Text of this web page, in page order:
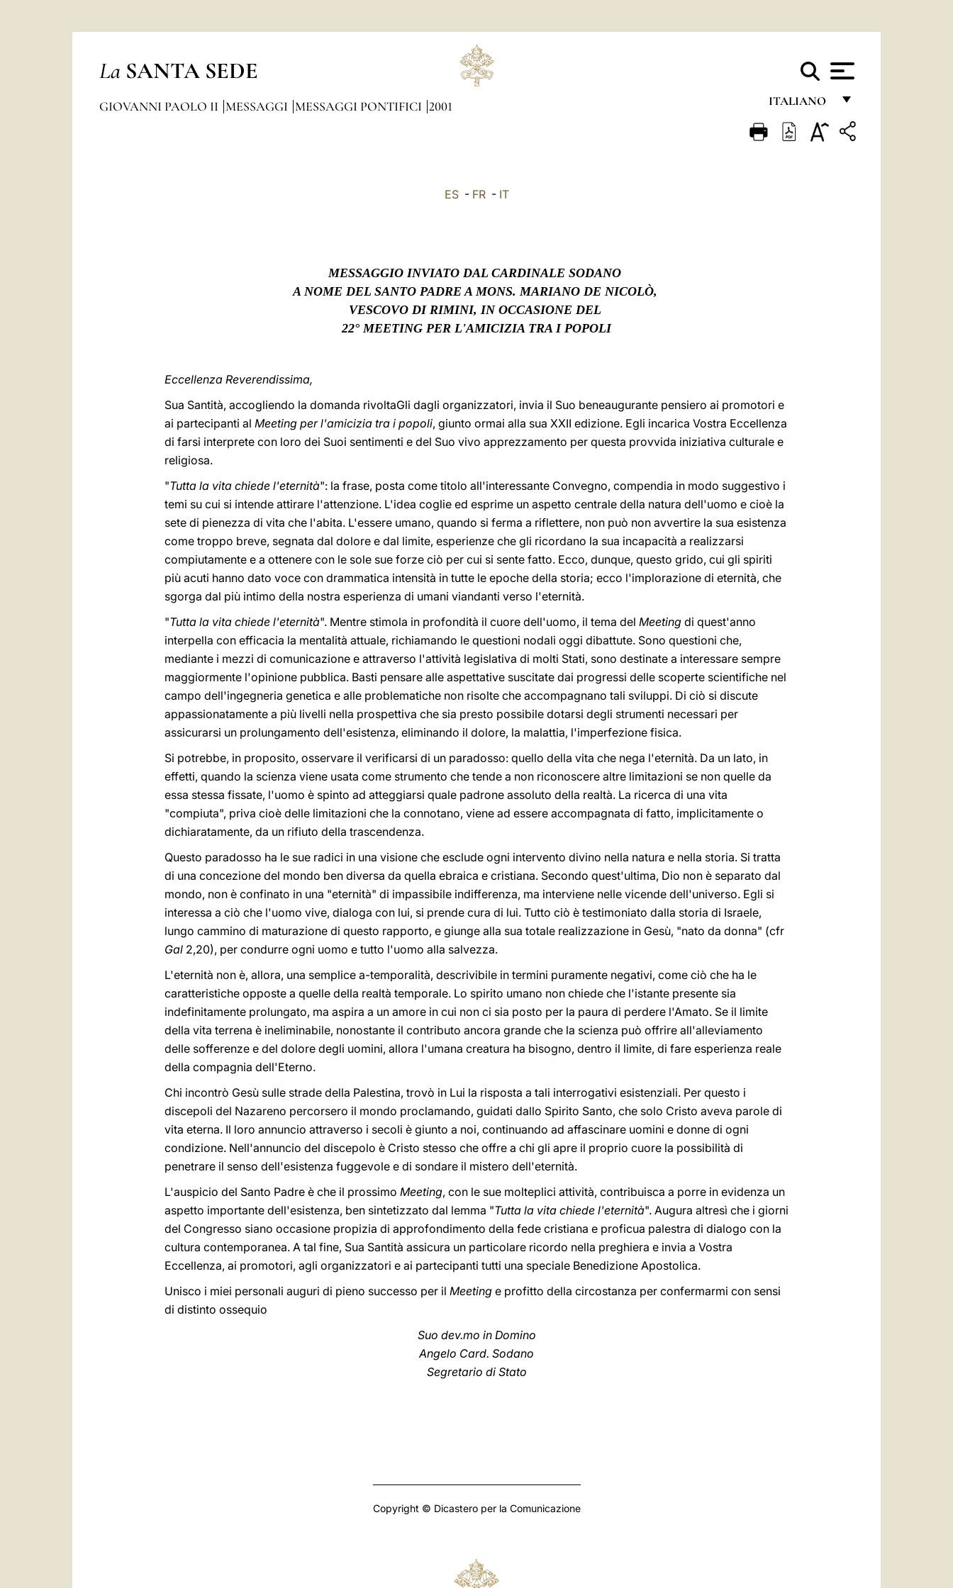
La SANTA SEDE
ITALIANO
FRANÇAIS
GIOVANNI PAOLO II MESSAGGI MESSAGGI PONTIFICI 2001
ES- FR- IT
MESSAGGIO INVIATO DAL CARDINALE SODANO
A NOME DEL SANTO PADRE A MONS. MARIANO DE NICOLÒ,
VESCOVO DI RIMINI, IN OCCASIONE DEL
22° MEETING PER L'AMICIZIA TRA I POPOLI
Eccellenza Reverendissima,
Sua Santità, accogliendo la domanda rivoltaGli dagli organizzatori, invia il Suo beneaugurante pensiero ai promotori e
ai partecipanti al Meeting per l'amicizia tra i popoli, giunto ormai alla sua XXII edizione. Egli incarica Vostra Eccellenza
di farsi interprete con loro dei Suoi sentimenti e del Suo vivo apprezzamento per questa provvida iniziativa culturale e
religiosa.
"Tutta la vita chiede l'eternità": la frase, posta come titolo all'interessante Convegno, compendia in modo suggestivo i
temi su cui si intende attirare l'attenzione. L'idea coglie ed esprime un aspetto centrale della natura dell'uomo e cioè la
sete di pienezza di vita che l'abita. L'essere umano, quando si ferma a riflettere, non può non avvertire la sua esistenza
come troppo breve, segnata dal dolore e dal limite, esperienze che gli ricordano la sua incapacità a realizzarsi
compiutamente e a ottenere con le sole sue forze ciò per cui si sente fatto. Ecco, dunque, questo grido, cui gli spiriti
più acuti hanno dato voce con drammatica intensità in tutte le epoche della storia; ecco l'implorazione di eternità, che
sgorga dal più intimo della nostra esperienza di umani viandanti verso l'eternità.
"Tutta la vita chiede l'eternità". Mentre stimola in profondità il cuore dell'uomo, il tema del Meeting di quest'anno
interpella con efficacia la mentalità attuale, richiamando le questioni nodali oggi dibattute. Sono questioni che,
mediante i mezzi di comunicazione e attraverso l'attività legislativa di molti Stati, sono destinate a interessare sempre
maggiormente l'opinione pubblica. Basti pensare alle aspettative suscitate dai progressi delle scoperte scientifiche nel
campo dell'ingegneria genetica e alle problematiche non risolte che accompagnano tali sviluppi. Di ciò si discute
appassionatamente a più livelli nella prospettiva che sia presto possibile dotarsi degli strumenti necessari per
assicurarsi un prolungamento dell'esistenza, eliminando il dolore, la malattia, l'imperfezione fisica.
Si potrebbe, in proposito, osservare il verificarsi di un paradosso: quello della vita che nega l'eternità. Da un lato, in
effetti, quando la scienza viene usata come strumento che tende a non riconoscere altre limitazioni se non quelle da
essa stessa fissate, l'uomo è spinto ad atteggiarsi quale padrone assoluto della realtà. La ricerca di una vita
"compiuta", priva cioè delle limitazioni che la connotano, viene ad essere accompagnata di fatto, implicitamente o
dichiaratamente, da un rifiuto della trascendenza.
Questo paradosso ha le sue radici in una visione che esclude ogni intervento divino nella natura e nella storia. Si tratta
di una concezione del mondo ben diversa da quella ebraica e cristiana. Secondo quest'ultima, Dio non è separato dal
mondo, non è confinato in una "eternità" di impassibile indifferenza, ma interviene nelle vicende dell'universo. Egli si
interessa a ciò che l'uomo vive, dialoga con lui, si prende cura di lui. Tutto ciò è testimoniato dalla storia di Israele,
lungo cammino di maturazione di questo rapporto, e giunge alla sua totale realizzazione in Gesù, "nato da donna" (cfr
Gal 2,20), per condurre ogni uomo e tutto l'uomo alla salvezza.
L'eternità non è, allora, una semplice a-temporalità, descrivibile in termini puramente negativi, come ciò che ha le
caratteristiche opposte a quelle della realtà temporale. Lo spirito umano non chiede che l'istante presente sia
indefinitamente prolungato, ma aspira a un amore in cui non ci sia posto per la paura di perdere l'Amato. Se il limite
della vita terrena è ineliminabile, nonostante il contributo ancora grande che la scienza può offrire all'alleviamento
delle sofferenze e del dolore degli uomini, allora l'umana creatura ha bisogno, dentro il limite, di fare esperienza reale
della compagnia dell'Eterno.
Chi incontrò Gesù sulle strade della Palestina, trovò in Lui la risposta a tali interrogativi esistenziali. Per questo i
discepoli del Nazareno percorsero il mondo proclamando, guidati dallo Spirito Santo, che solo Cristo aveva parole di
vita eterna. Il loro annuncio attraverso i secoli è giunto a noi, continuando ad affascinare uomini e donne di ogni
condizione. Nell'annuncio del discepolo è Cristo stesso che offre a chi gli apre il proprio cuore la possibilità di
penetrare il senso dell'esistenza fuggevole e di sondare il mistero dell'eternità.
L'auspicio del Santo Padre è che il prossimo Meeting, con le sue molteplici attività, contribuisca a porre in evidenza un
aspetto importante dell'esistenza, ben sintetizzato dal lemma "Tutta la vita chiede l'eternità". Augura altresì che i giorni
del Congresso siano occasione propizia di approfondimento della fede cristiana e proficua palestra di dialogo con la
cultura contemporanea. A tal fine, Sua Santità assicura un particolare ricordo nella preghiera e invia a Vostra
Eccellenza, ai promotori, agli organizzatori e ai partecipanti tutti una speciale Benedizione Apostolica.
Unisco i miei personali auguri di pieno successo per il Meeting e profitto della circostanza per confermarmi con sensi
di distinto ossequio
Suo dev.mo in Domino
Angelo Card. Sodano
Segretario di Stato
Copyright © Dicastero per la Comunicazione